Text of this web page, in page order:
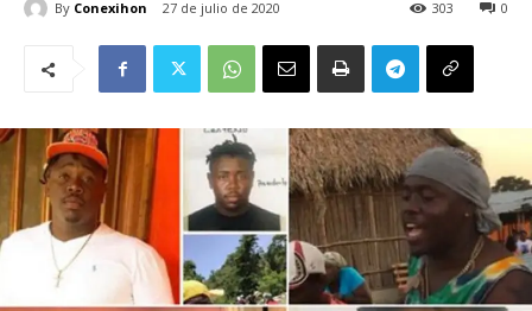
By Conexihon 27 de julio de 2020 0
303